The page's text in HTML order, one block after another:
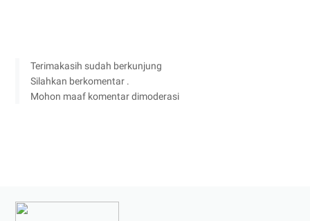
Terimakasih sudah berkunjung
Silahkan berkomentar .
Mohon maaf komentar dimoderasi